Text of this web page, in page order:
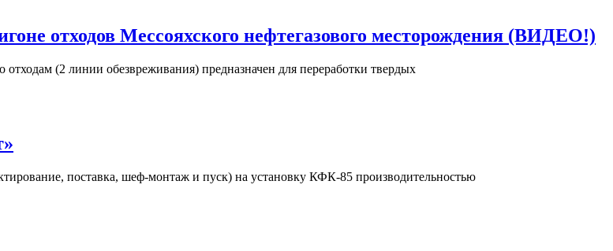
отходов Мессояхского нефтегазового месторождения (ВИДЕО!)
(2 линии обезвреживания) предназначен для переработки твердых
поставка, шеф-монтаж и пуск) на установку КФК-85 производительностью